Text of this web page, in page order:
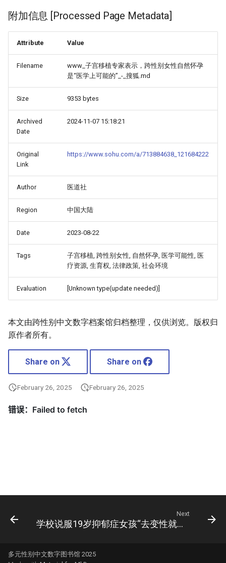
附加信息 [Processed Page Metadata]
Attribute Value
Filename
www_子宫移植专家表示，跨性别女性自然怀孕
是“医学上可能的”_-_搜狐.md
Size 9353 bytes
Archived
Date
2024-11-07 15:18:21
Original
Link
https://www.sohu.com/a/713884638_121684222
Author 医道社
Region 中国大陆
Date 2023-08-22
Tags
子宫移植, 跨性别女性, 自然怀孕, 医学可能性, 医
疗资源, 生育权, 法律政策, 社会环境
Evaluation [Unknown type(update needed)]
本文由跨性别中文数字档案馆归档整理，仅供浏览。版权归
原作者所有。
Share on Share on
February 26, 2025 February 26, 2025
Next
学校说服19岁抑郁症女孩“去变性就好”，女孩变性后抑郁自杀
多元性别中文数字图书馆 2025